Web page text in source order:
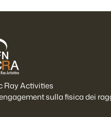
Ray Activities
sulla fisica dei